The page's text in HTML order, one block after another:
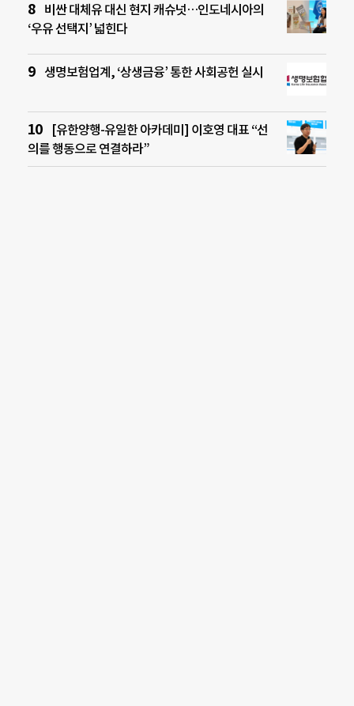
비싼 대체유 대신 현지 캐슈넛…인도네시아의
‘우유 선택지’ 넓힌다
생명보험업계, ‘상생금융’ 통한 사회공헌 실시
[유한양행-유일한 아카데미] 이호영 대표 “선
의를 행동으로 연결하라”